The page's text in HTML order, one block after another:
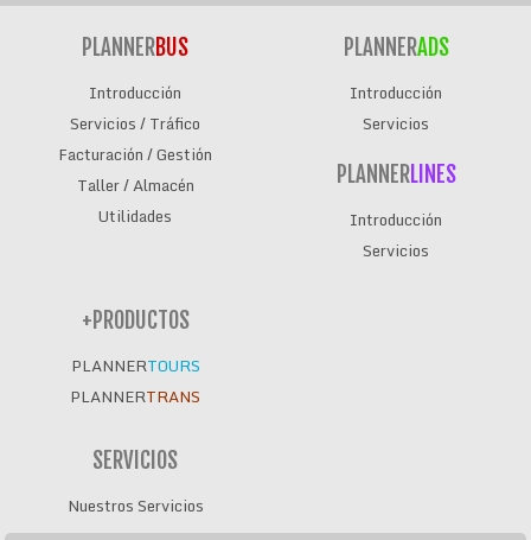
PLANNERBUS
Introducción
Servicios / Tráfico
Facturación / Gestión
Taller / Almacén
Utilidades
PLANNERADS
Introducción
Servicios
PLANNERLINES
Introducción
Servicios
+PRODUCTOS
PLANNERTOURS
PLANNERTRANS
SERVICIOS
Nuestros Servicios